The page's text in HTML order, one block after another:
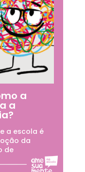
a
a
a escola é
da
de